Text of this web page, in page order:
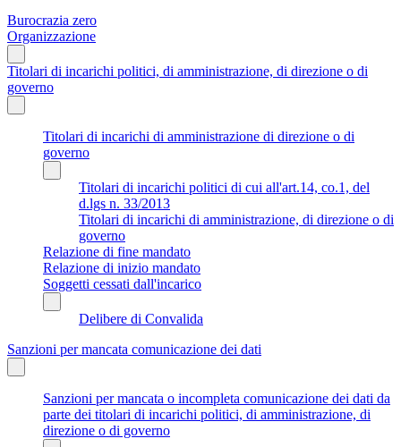
Burocrazia zero
Organizzazione
Titolari di incarichi politici, di amministrazione, di direzione o di
governo
Titolari di incarichi di amministrazione di direzione o di
governo
Titolari di incarichi politici di cui all'art.14, co.1, del
d.lgs n. 33/2013
Titolari di incarichi di amministrazione, di direzione o di
governo
Relazione di fine mandato
Relazione di inizio mandato
Soggetti cessati dall'incarico
Delibere di Convalida
Sanzioni per mancata comunicazione dei dati
Sanzioni per mancata o incompleta comunicazione dei dati da
parte dei titolari di incarichi politici, di amministrazione, di
direzione o di governo